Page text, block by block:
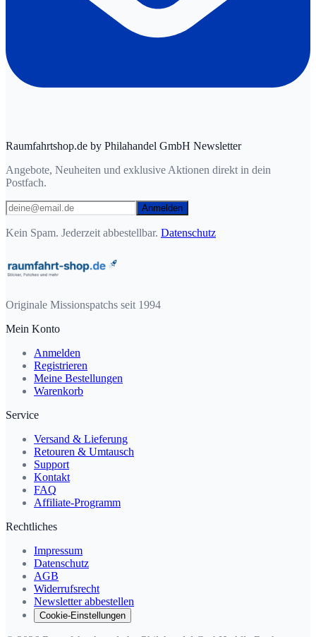
Raumfahrtshop.de by Philahandel GmbH Newsletter
Angebote, Neuheiten und exklusive Aktionen direkt in dein
Postfach.
Anmelden
Kein Spam. Jederzeit abbestellbar. Datenschutz
Originale Missionspatchs seit 1994
Mein Konto
Anmelden
Registrieren
Meine Bestellungen
Warenkorb
Service
Versand & Lieferung
Retouren & Umtausch
Support
Kontakt
FAQ
Affiliate-Programm
Rechtliches
Impressum
Datenschutz
AGB
Widerrufsrecht
Newsletter abbestellen
Cookie-Einstellungen